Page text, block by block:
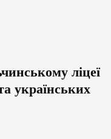
ліцеї
українських